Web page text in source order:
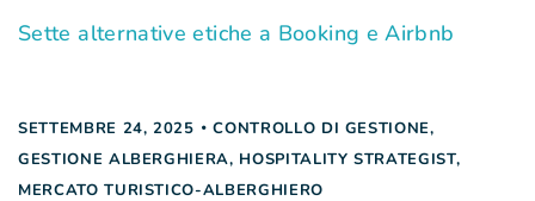
Sette alternative etiche a Booking e Airbnb
SETTEMBRE 24, 2025 CONTROLLO DI GESTIONE,
GESTIONE ALBERGHIERA, HOSPITALITY STRATEGIST,
MERCATO TURISTICO-ALBERGHIERO